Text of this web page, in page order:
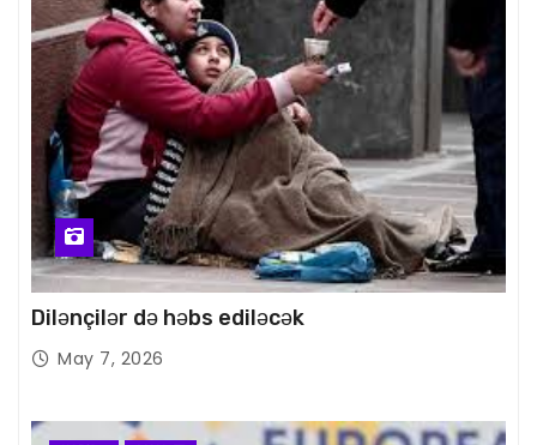
Dilənçilər də həbs ediləcək
May 7, 2026